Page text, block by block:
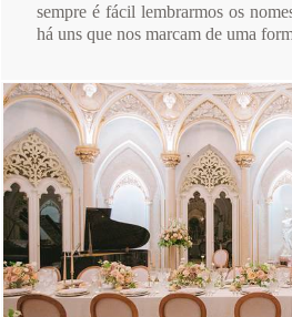
sempre é fácil lembrarmos os
há uns que nos marcam de uma